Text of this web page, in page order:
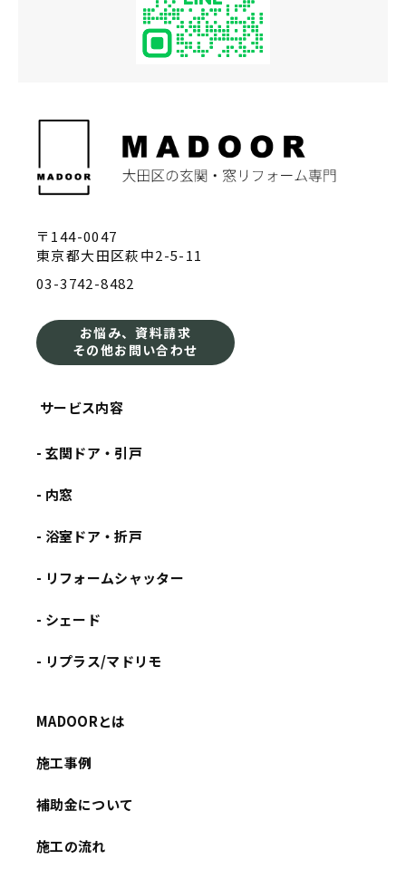
〒144-0047
東京都大田区萩中2-5-11
03-3742-8482
お悩み、資料請求
その他お問い合わせ
サービス内容
- 玄関ドア・引戸
- 内窓
- 浴室ドア・折戸
- リフォームシャッター
- シェード
- リプラス/マドリモ
MADOORとは
施工事例
補助金について
施工の流れ